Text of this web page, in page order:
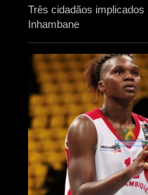
Três cidadãos
Inhambane